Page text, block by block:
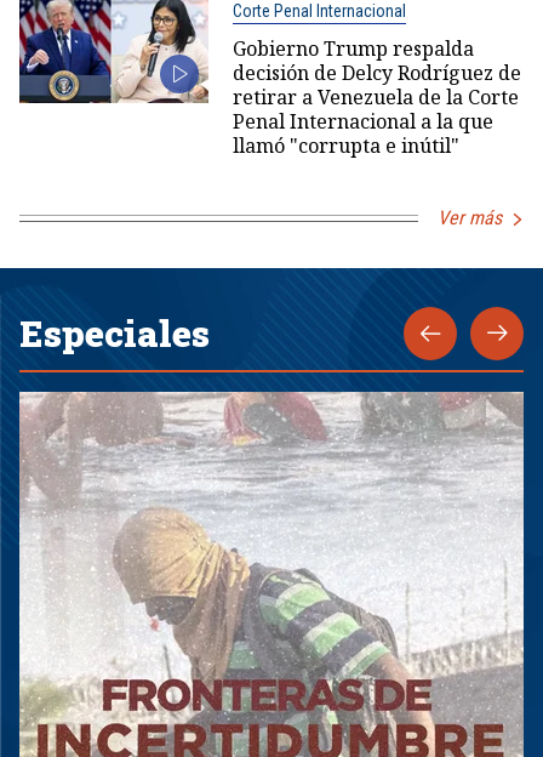
Corte Penal Internacional
Gobierno Trump respalda
decisión de Delcy Rodríguez de
retirar a Venezuela de la Corte
Penal Internacional a la que
llamó "corrupta e inútil"
Ver más
Especiales